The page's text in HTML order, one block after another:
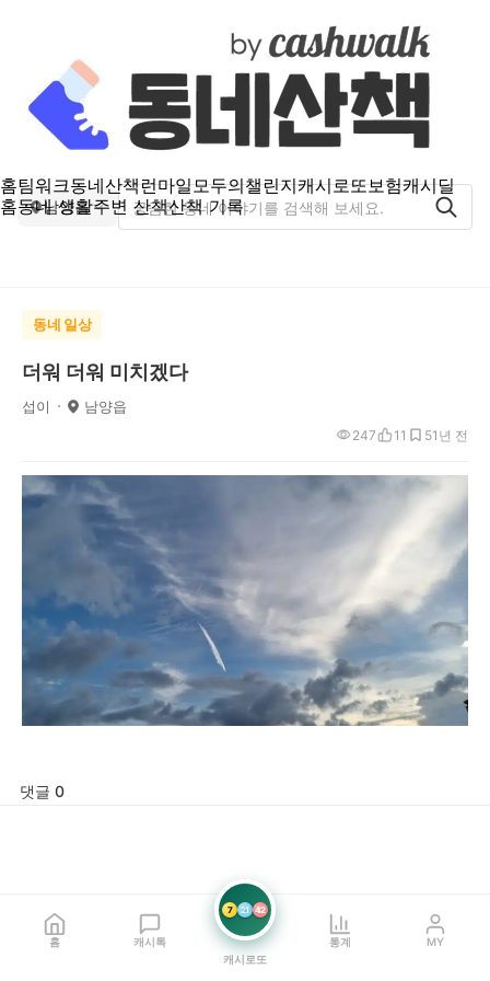
홈팀워크동네산책런마일모두의챌린지캐시로또보험캐시딜
홈동네 생활주변 산책산책 기록
남양읍
동네 일상
더워 더워 미치겠다
섭이 남양읍
1년 전
247 11 5
댓글 0
홈 캐시톡
7 21 42
캐시로또
통계 MY